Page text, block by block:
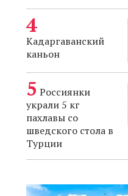
Кадаргаванский
каньон
Россиянки
украли 5 кг
пахлавы со
шведского стола в
Турции